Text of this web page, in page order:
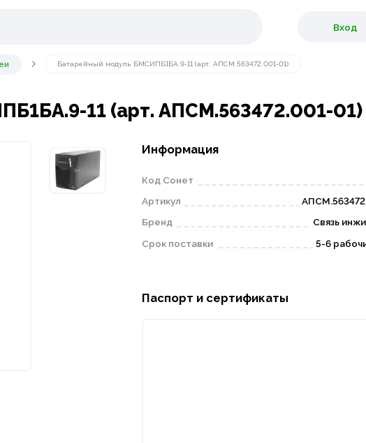
Вход
Батарейный модуль БМСИПБ1БА.9-11 (арт. АПСМ.563472.001-01)
11 (арт. АПСМ.563472.001-01)
Информация
Код Сонет
Артикул
Бренд
Связь
Срок поставки
5-6
Паспорт и сертификаты